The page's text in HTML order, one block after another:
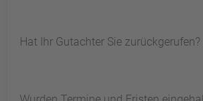
Hat Ihr Gutachter Sie zurückgerufen?